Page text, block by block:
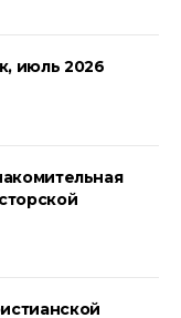
июль 2026